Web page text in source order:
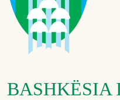
BASHKËSIA